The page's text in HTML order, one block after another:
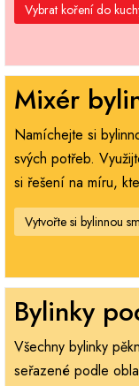
Vybrat koření do
Mixér
Namíchejte si
svých potřeb.
si řešení na míru,
Vytvořte si bylinnou
Bylinky
Všechny bylinky
seřazené podle